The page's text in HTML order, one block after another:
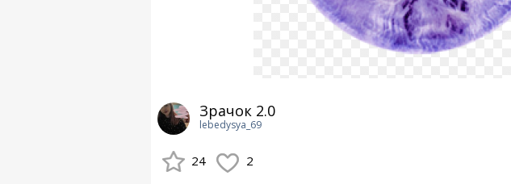
Зрачок 2.0
lebedysya_69
24 2